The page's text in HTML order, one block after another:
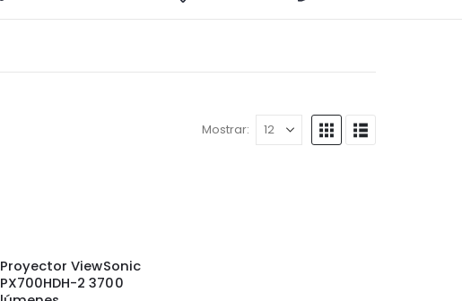
Mostrar:
Proyector ViewSonic
PX700HDH-2 3700